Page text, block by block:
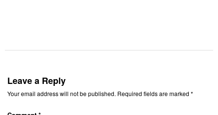
Leave a Reply
Your email address will not be published. Required fields are marked *